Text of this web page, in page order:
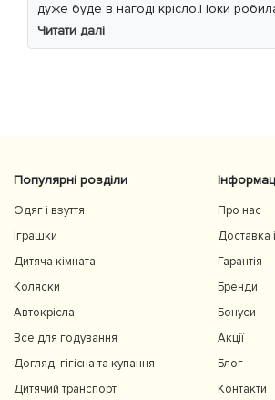
дуже буде в нагоді крісло.Поки
уважно читав інструкцію 😁
Читати далі
Популярні розділи
Одяг і взуття
Іграшки
Дитяча кімната
Коляски
Автокрісла
Все для годування
Догляд, гігієна та купання
Дитячий транспорт
Про нас
Доставка
Гарантія
Бренди
Бонуси
Акції
Блог
Контакти